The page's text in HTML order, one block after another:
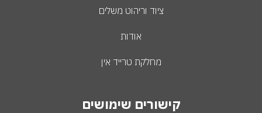
ציוד וריהוט משלים
אודות
מחלקת טרייד אין
קישורים שימושים